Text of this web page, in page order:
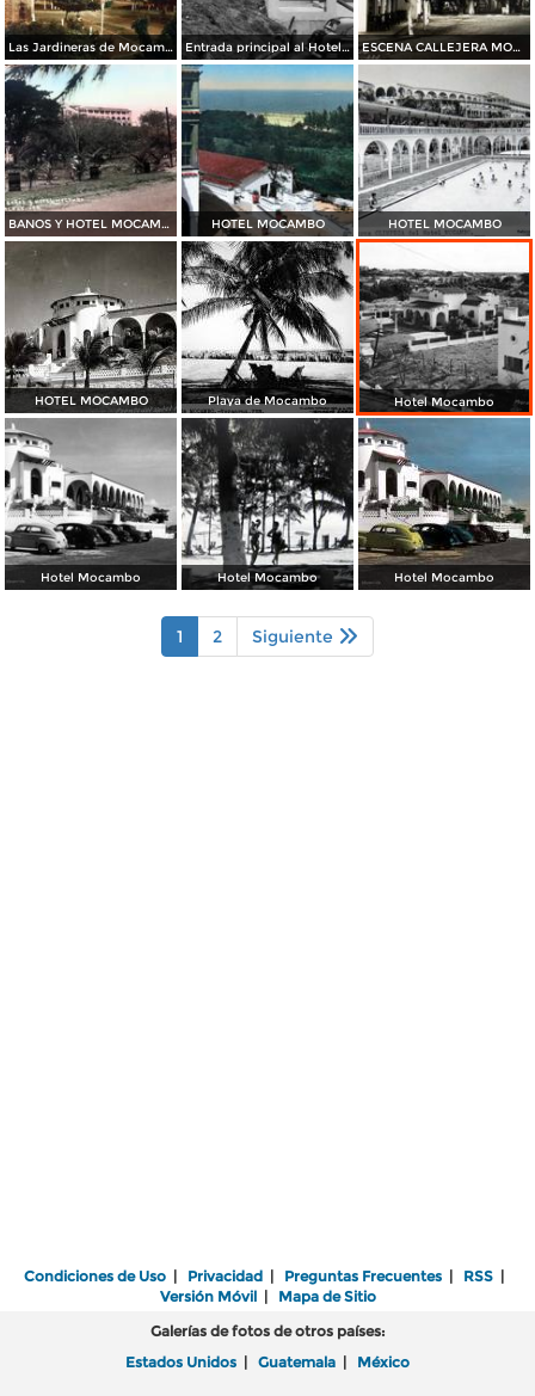
Las Jardineras de Mocambo Entrada principal al Hotel Mocambo ESCENA CALLEJERA MOCAMBO
BANOS Y HOTEL MOCAMBO HOTEL MOCAMBO HOTEL MOCAMBO
HOTEL MOCAMBO Playa de Mocambo Hotel Mocambo
Hotel Mocambo Hotel Mocambo Hotel Mocambo
1 2 Siguiente
Condiciones de Uso | Privacidad | Preguntas Frecuentes | RSS |
Versión Móvil| Mapa de Sitio
Galerías de fotos de otros países:
Estados Unidos | Guatemala | México